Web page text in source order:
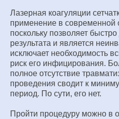
Лазерная коагуляции
применение в современной
поскольку позволяет
результата и является
исключает необходимость
риск его инфицирования.
полное отсутствие
проведения сводит к
период. По сути, его нет.
Пройти процедуру можно в